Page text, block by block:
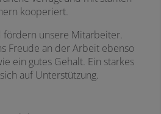
kooperiert.
fördern unsere Mitarbeiter.
Freude an der Arbeit ebenso
ein gutes Gehalt. Ein starkes
auf Unterstützung.